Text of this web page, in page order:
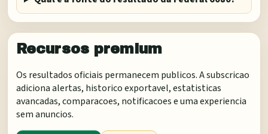
Recursos premium
Os resultados oficiais permanecem publicos. A subscricao
adiciona alertas, historico exportavel, estatisticas
avancadas, comparacoes, notificacoes e uma experiencia
sem anuncios.